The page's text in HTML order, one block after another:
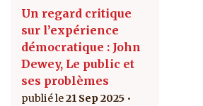
Un regard critique
sur l’expérience
démocratique : John
Dewey, Le public et
ses problèmes
21 Sep 2025